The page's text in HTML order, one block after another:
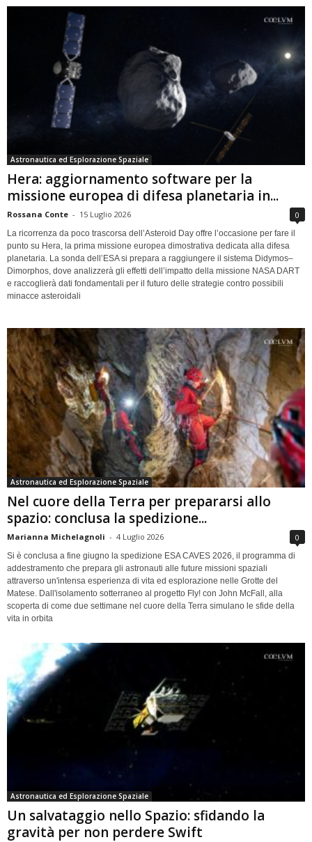
Astronautica ed Esplorazione Spaziale
Hera: aggiornamento software per la
missione europea di difesa planetaria in...
Rossana Conte - 15 Luglio 2026 0
La ricorrenza da poco trascorsa dell’Asteroid Day offre l’occasione per fare il
punto su Hera, la prima missione europea dimostrativa dedicata alla difesa
planetaria. La sonda dell’ESA si prepara a raggiungere il sistema Didymos–
Dimorphos, dove analizzerà gli effetti dell’impatto della missione NASA DART
e raccoglierà dati fondamentali per il futuro delle strategie contro possibili
minacce asteroidali
Astronautica ed Esplorazione Spaziale
Nel cuore della Terra per prepararsi allo
spazio: conclusa la spedizione...
Marianna Michelagnoli - 4 Luglio 2026 0
Si è conclusa a fine giugno la spedizione ESA CAVES 2026, il programma di
addestramento che prepara gli astronauti alle future missioni spaziali
attraverso un'intensa esperienza di vita ed esplorazione nelle Grotte del
Matese. Dall'isolamento sotterraneo al progetto Fly! con John McFall, alla
scoperta di come due settimane nel cuore della Terra simulano le sfide della
vita in orbita
Astronautica ed Esplorazione Spaziale
Un salvataggio nello Spazio: sfidando la
gravità per non perdere Swift